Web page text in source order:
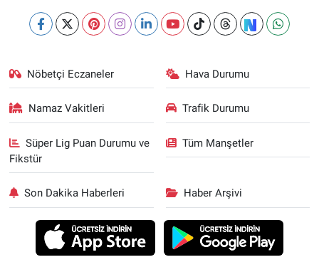
Nöbetçi Eczaneler Hava Durumu
Namaz Vakitleri Trafik Durumu
Süper Lig Puan Durumu ve
Fikstür
Tüm Manşetler
Son Dakika Haberleri Haber Arşivi